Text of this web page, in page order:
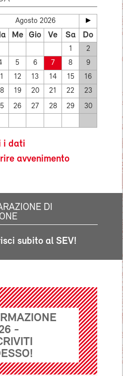
Agosto 2026
Me Gio Ve Sa Do
1
2
5 6 7 8
9
12 13 14 15
16
19 20 21 22 23
26 27 28 29
30
i dati
avvenimento
DI
subito al SEV!
-